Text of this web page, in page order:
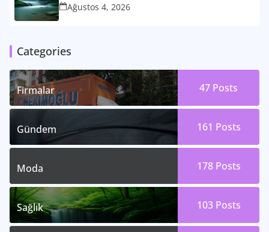
Ağustos 4, 2026
Categories
Firmalar 47 Posts
Gündem 161 Posts
Moda 178 Posts
Sağlık 103 Posts